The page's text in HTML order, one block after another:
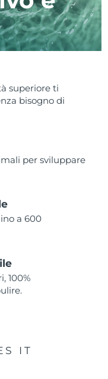
superiore ti
bisogno di
per sviluppare
a 600
100%
IT